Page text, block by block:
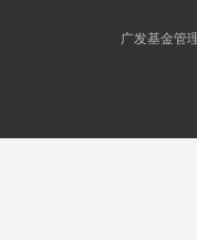
广发基金管